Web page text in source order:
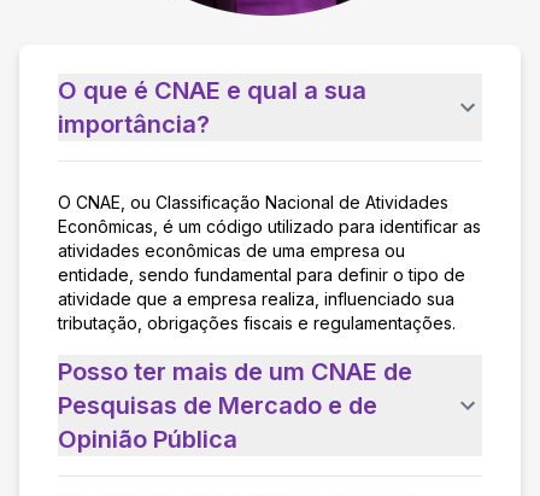
O que é CNAE e qual a sua
importância?
O CNAE, ou Classificação Nacional de Atividades
Econômicas, é um código utilizado para identificar as
atividades econômicas de uma empresa ou
entidade, sendo fundamental para definir o tipo de
atividade que a empresa realiza, influenciado sua
tributação, obrigações fiscais e regulamentações.
Posso ter mais de um CNAE de
Pesquisas de Mercado e de
Opinião Pública